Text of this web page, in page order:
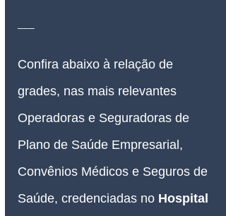
___
Confira abaixo à relação de
grades, nas mais relevantes
Operadoras e Seguradoras de
Plano de Saúde Empresarial,
Convênios Médicos e Seguros de
Saúde, credenciadas no Hospital